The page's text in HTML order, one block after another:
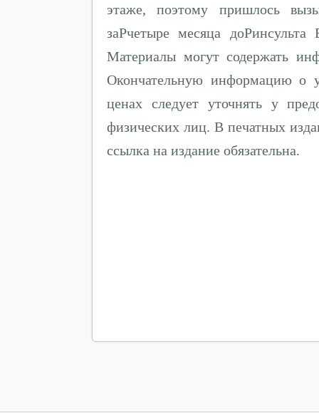
этаже, поэтому пришлось
заPчетыре месяца
Материалы могут содержать
Окончательную информацию о
ценах следует уточнять у
физических лиц. В печатных
ссылка на издание обязательна.